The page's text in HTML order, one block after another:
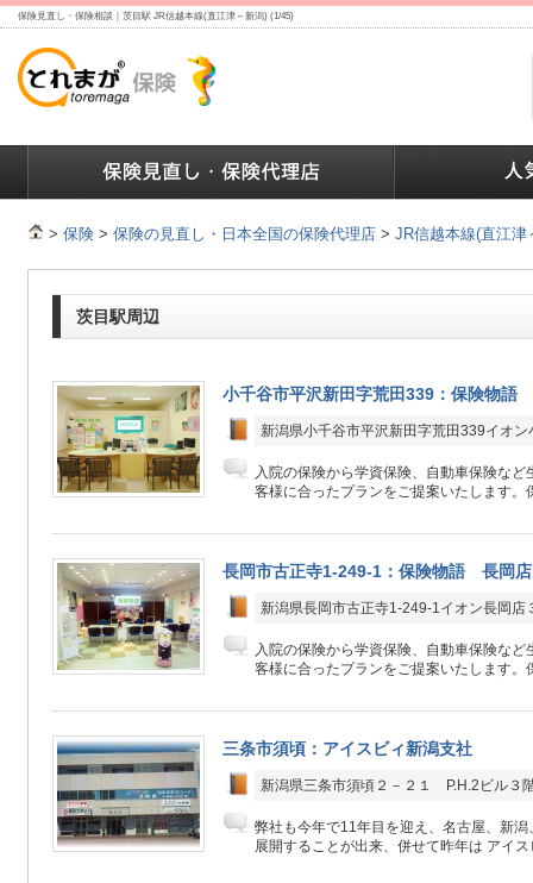
保険見直し・保険相談｜茨目駅 JR信越本線(直江津～新潟) (1/45)
> 保険 > 保険の見直し・日本全国の保険代理店 > JR信越本線(直江津
茨目駅周辺
小千谷市平沢新田字荒田339：保険物語
新潟県小千谷市平沢新田字荒田339イオン
入院の保険から学資保険、自動車保険な
客様に合ったプランをご提案いたします。
長岡市古正寺1-249-1：保険物語 長岡店
新潟県長岡市古正寺1-249-1イオン長岡店
入院の保険から学資保険、自動車保険な
客様に合ったプランをご提案いたします。
三条市須頃：アイスビィ新潟支社
新潟県三条市須頃２－２１ P.H.2ビル３
弊社も今年で11年目を迎え、名古屋、新
展開することが出来、併せて昨年は アイ